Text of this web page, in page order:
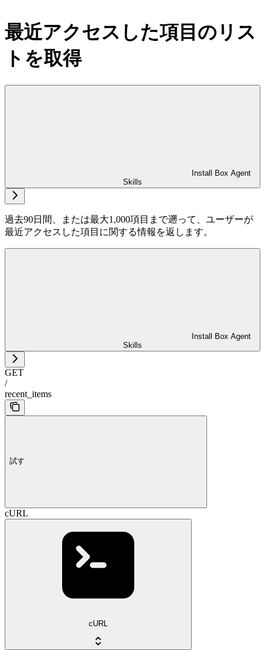
最近アクセスした項目のリス
トを取得
Install Box Agent
Skills
過去90日間、または最大1,000項目まで遡って、ユーザーが
最近アクセスした項目に関する情報を返します。
Install Box Agent
Skills
GET
/
recent_items
試す
cURL
cURL